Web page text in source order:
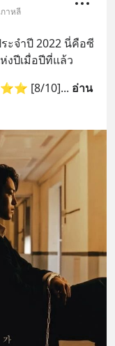
กาหลี
ะจำปี 2022 นี่คือซี
งปีเมื่อปีที่แล้ว
[8/10]... อ่าน